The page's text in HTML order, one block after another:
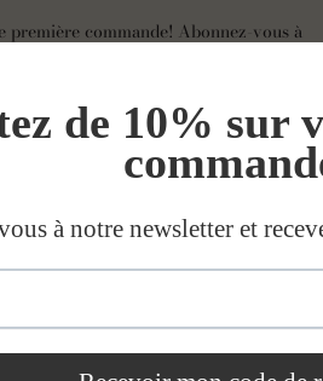
commande! Abonnez-vous à
EUR